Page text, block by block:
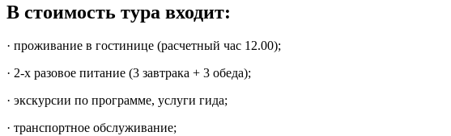
В стоимость тура входит:
· проживание в гостинице (расчетный час 12.00);
· 2-х разовое питание (3 завтрака + 3 обеда);
· экскурсии по программе, услуги гида;
· транспортное обслуживание;